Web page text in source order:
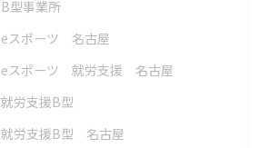
B型事業所
eスポーツ 名古屋
eスポーツ 就労支援 名古屋
就労支援B型
就労支援B型 名古屋